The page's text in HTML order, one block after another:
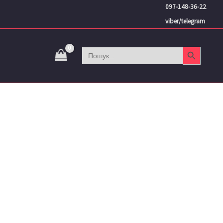
097-148-36-22
viber/telegram
Search
for:
Search Button